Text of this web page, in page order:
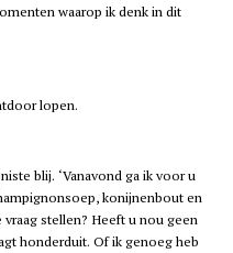
waarop ik denk in dit
lopen.
blij. ‘Vanavond ga ik voor u
konijnenbout en
stellen? Heeft u nou geen
honderduit. Of ik genoeg heb